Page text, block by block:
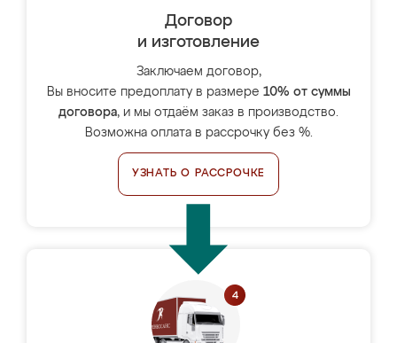
Договор
и изготовление
Заключаем договор,
Вы вносите предоплату в размере 10% от суммы
договора, и мы отдаём заказ в производство.
Возможна оплата в рассрочку без %.
УЗНАТЬ О РАССРОЧКЕ